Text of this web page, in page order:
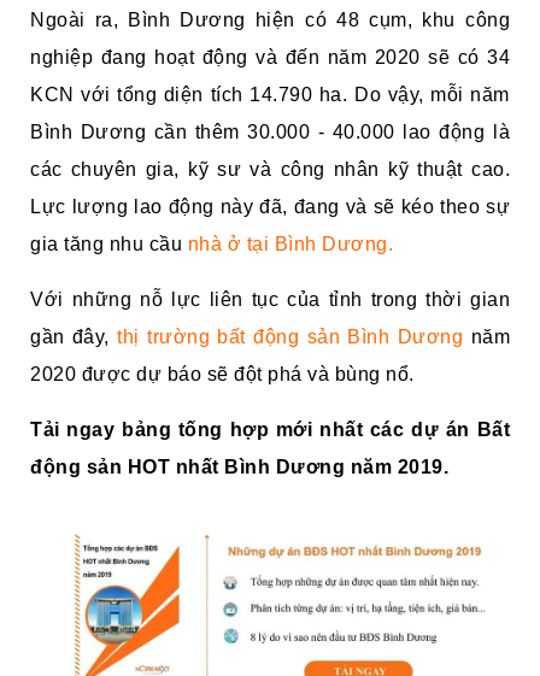
Ngoài ra, Bình Dương hiện có 48 cụm, khu công
nghiệp đang hoạt động và đến năm 2020 sẽ có 34
KCN với tổng diện tích 14.790 ha. Do vậy, mỗi năm
Bình Dương cần thêm 30.000 - 40.000 lao động là
các chuyên gia, kỹ sư và công nhân kỹ thuật cao.
Lực lượng lao động này đã, đang và sẽ kéo theo sự
gia tăng nhu cầu nhà ở tại Bình Dương.
Với những nỗ lực liên tục của tỉnh trong thời gian
gần đây,thị trường bất động sản Bình Dương năm
2020 được dự báo sẽ đột phá và bùng nổ.
Tải ngay bảng tống hợp mới nhất các dự án Bất
động sản HOT nhất Bình Dương năm 2019.